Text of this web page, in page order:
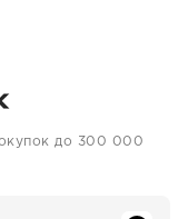
до 300 000